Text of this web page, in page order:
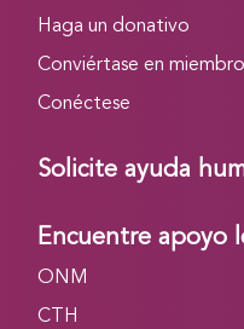
Haga un donativo
Conviértase en miembro
Conéctese
Solicite ayuda
Encuentre apoyo
ONM
CTH